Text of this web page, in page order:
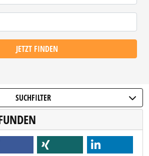
JETZT FINDEN
SUCHFILTER